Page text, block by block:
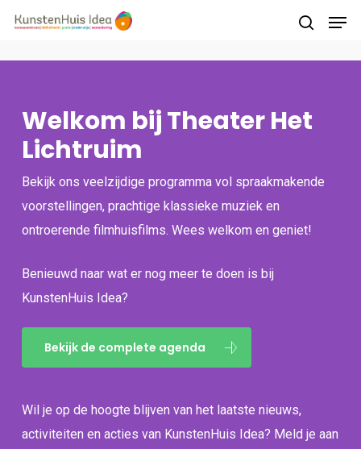
druk op ESC om te sluiten
Welkom bij Theater Het
Lichtruim
Bekijk ons veelzijdige programma vol spraakmakende
voorstellingen, prachtige klassieke muziek en
ontroerende filmhuisfilms. Wees welkom en geniet!
Benieuwd naar wat er nog meer te doen is bij
KunstenHuis Idea?
Bekijk de complete agenda
Wil je op de hoogte blijven van het laatste nieuws,
activiteiten en acties van KunstenHuis Idea? Meld je aan